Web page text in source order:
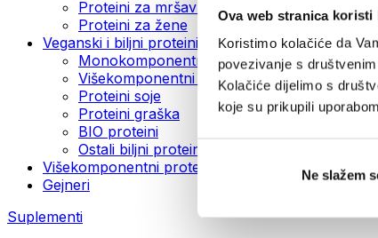
Ova web stranica koristi
Koristimo kolačiće da
povezivanje s
Kolačiće dijelimo s
koje su prikupili
Ne slažem
Proteini za mršavljenje
Proteini za žene
Veganski i biljni proteini
Monokomponentni veganski proteini
Višekomponentni veganski proteini
Proteini soje
Proteini graška
BIO proteini
Ostali biljni proteini
Višekomponentni proteini
Gejneri
Suplementi